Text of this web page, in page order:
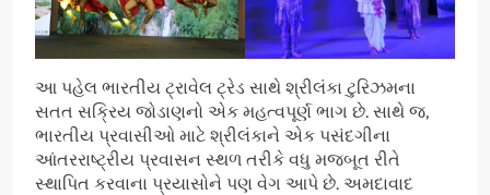
આ પહેલ ભારતીય ટ્રાવેલ ટ્રેડ સાથે શ્રીલંકા ટુરિઝમના
સતત સક્રિય જોડાણનો એક મહત્વપૂર્ણ ભાગ છે. સાથે જ,
ભારતીય પ્રવાસીઓ માટે શ્રીલંકાને એક પસંદગીના
આંતરરાષ્ટ્રીય પ્રવાસન સ્થળ તરીકે વધુ મજબૂત રીતે
સ્થાપિત કરવાના પ્રયાસોને પણ વેગ આપે છે. અમદાવાદ